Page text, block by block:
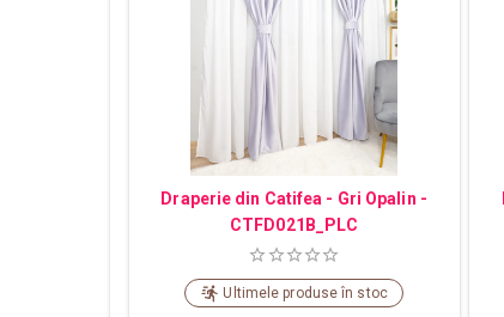
Draperie din Catifea - Gri Opalin -
CTFD021B_PLC
Ultimele produse în stoc